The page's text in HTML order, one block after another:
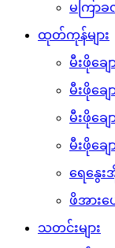
မကြာခ
ထုတ်ကုန်များ
မီးဖိုချေ
မီးဖိုခ
မီးဖိုချ
မီးဖိုချ
ရေနွေး
ဖိအားပ
သတင်းများ